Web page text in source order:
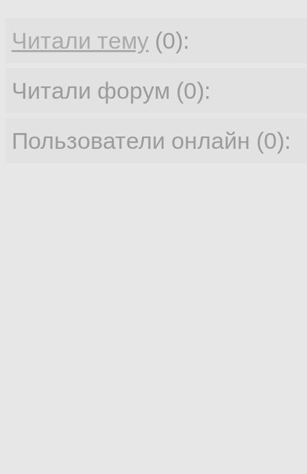
Читали тему (0):
Читали форум (0):
Пользователи онлайн (0):